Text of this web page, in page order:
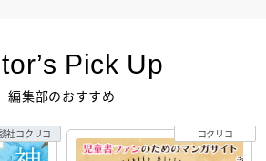
Pick Up
編集部のおすすめ
社コクリコ コクリコ